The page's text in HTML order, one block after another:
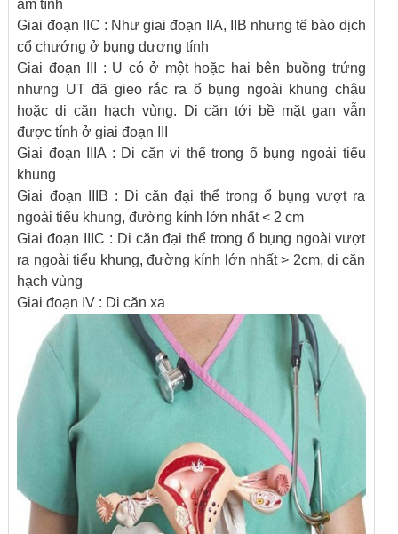
âm tính
Giai đoạn IIC : Như giai đoạn IIA, IIB nhưng tế bào dịch
cổ chướng ở bụng dương tính
Giai đoạn III : U có ở một hoặc hai bên buồng trứng
nhưng UT đã gieo rắc ra ổ bụng ngoài khung chậu
hoặc di căn hạch vùng. Di căn tới bề mặt gan vẫn
được tính ở giai đoạn III
Giai đoạn IIIA : Di căn vi thể trong ổ bụng ngoài tiểu
khung
Giai đoạn IIIB : Di căn đại thể trong ổ bụng vượt ra
ngoài tiểu khung, đường kính lớn nhất < 2 cm
Giai đoạn IIIC : Di căn đại thể trong ổ bụng ngoài vượt
ra ngoài tiểu khung, đường kính lớn nhất > 2cm, di căn
hạch vùng
Giai đoạn IV : Di căn xa